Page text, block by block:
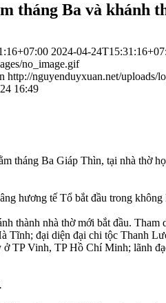
tháng Ba và khánh
2024-04-
no_image.gif
http://nguyenduyxuan.net/uploads/
16:49
tháng Ba Giáp Thìn, tại nhà thờ
hương tế Tổ bắt đầu trong
thành nhà thờ mới bắt đầu.
Tĩnh; đại diện đại chi tộc Thanh
TP Vinh, TP Hồ Chí Minh; lãnh